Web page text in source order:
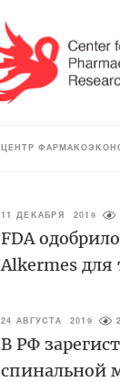
ЦЕНТР
11 ДЕКАБРЯ 2019
FDA
Alkermes для
24 АВГУСТА 2019
В РФ
спинальной